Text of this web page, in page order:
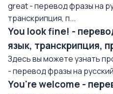
great - перевод фразы на
транскрипция, п...
You look fine! -
язык, транскрипция,
Здесь вы можете узнать
- перевод фразы на
You're welcome -